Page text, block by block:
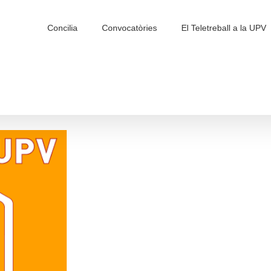
Concilia Convocatòries El Teletreball a la UPV